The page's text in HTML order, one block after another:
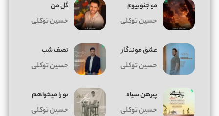
مو جنوبیوم
حسین توکلی
گل من
حسین توکلی
عشق موندگار
حسین توکلی
نصف شب
حسین توکلی
پیرهن سیاه
حسین توکلی
تو را میخواهم
حسین توکلی